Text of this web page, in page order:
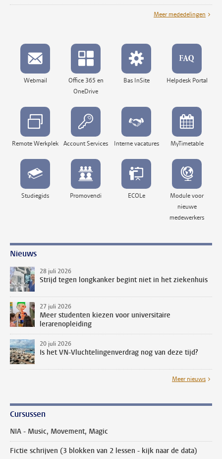
Meer mededelingen
Webmail
Office 365 en
OneDrive
Bas InSite Helpdesk Portal
Remote Werkplek Account Services Interne vacatures MyTimetable
Studiegids Promovendi ECOLe
Module voor
nieuwe
medewerkers
Nieuws
28 juli 2026
Strijd tegen longkanker begint niet in het ziekenhuis
27 juli 2026
Meer studenten kiezen voor universitaire
lerarenopleiding
20 juli 2026
Is het VN-Vluchtelingenverdrag nog van deze tijd?
Meer nieuws
Cursussen
NIA - Music, Movement, Magic
Fictie schrijven (3 blokken van 2 lessen - kijk naar de data)